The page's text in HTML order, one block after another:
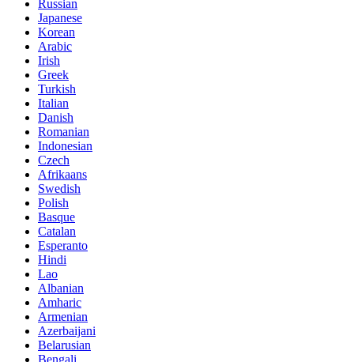
Russian
Japanese
Korean
Arabic
Irish
Greek
Turkish
Italian
Danish
Romanian
Indonesian
Czech
Afrikaans
Swedish
Polish
Basque
Catalan
Esperanto
Hindi
Lao
Albanian
Amharic
Armenian
Azerbaijani
Belarusian
Bengali